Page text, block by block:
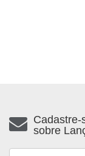
Cadastre-
sobre